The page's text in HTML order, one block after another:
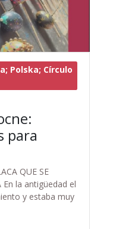
Polska; Círculo
para
QUE SE
En la antigüedad el
y estaba muy